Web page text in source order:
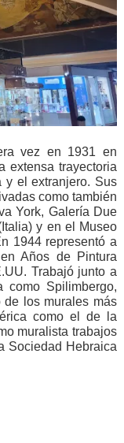
vez en 1931 en
extensa trayectoria
y el extranjero. Sus
como también
York, Galerí­a Due
y en el Museo
1944 representó a
Años de Pintura
Trabajó junto a
como Spilimbergo,
de los murales más
como el de la
muralista trabajos
Sociedad Hebraica